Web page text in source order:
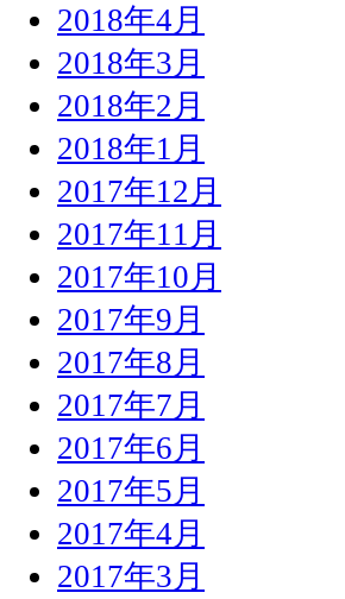
2018年4月
2018年3月
2018年2月
2018年1月
2017年12月
2017年11月
2017年10月
2017年9月
2017年8月
2017年7月
2017年6月
2017年5月
2017年4月
2017年3月